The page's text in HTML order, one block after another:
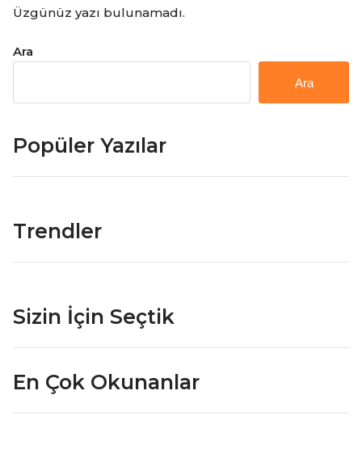
Üzgünüz yazı bulunamadı.
Ara
Ara
Popüler Yazılar
Trendler
Sizin İçin Seçtik
En Çok Okunanlar